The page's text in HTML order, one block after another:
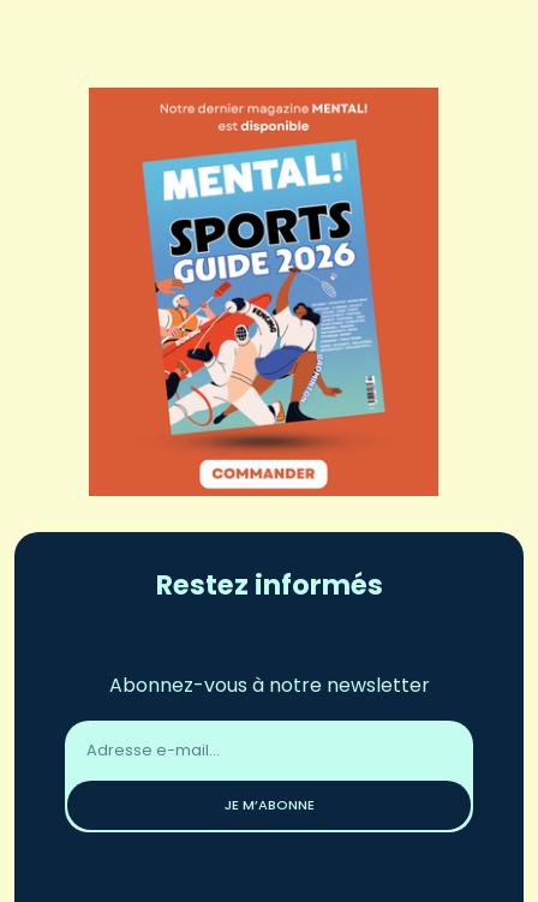
Restez informés
Abonnez-vous à notre newsletter
Adresse
email
JE M’ABONNE